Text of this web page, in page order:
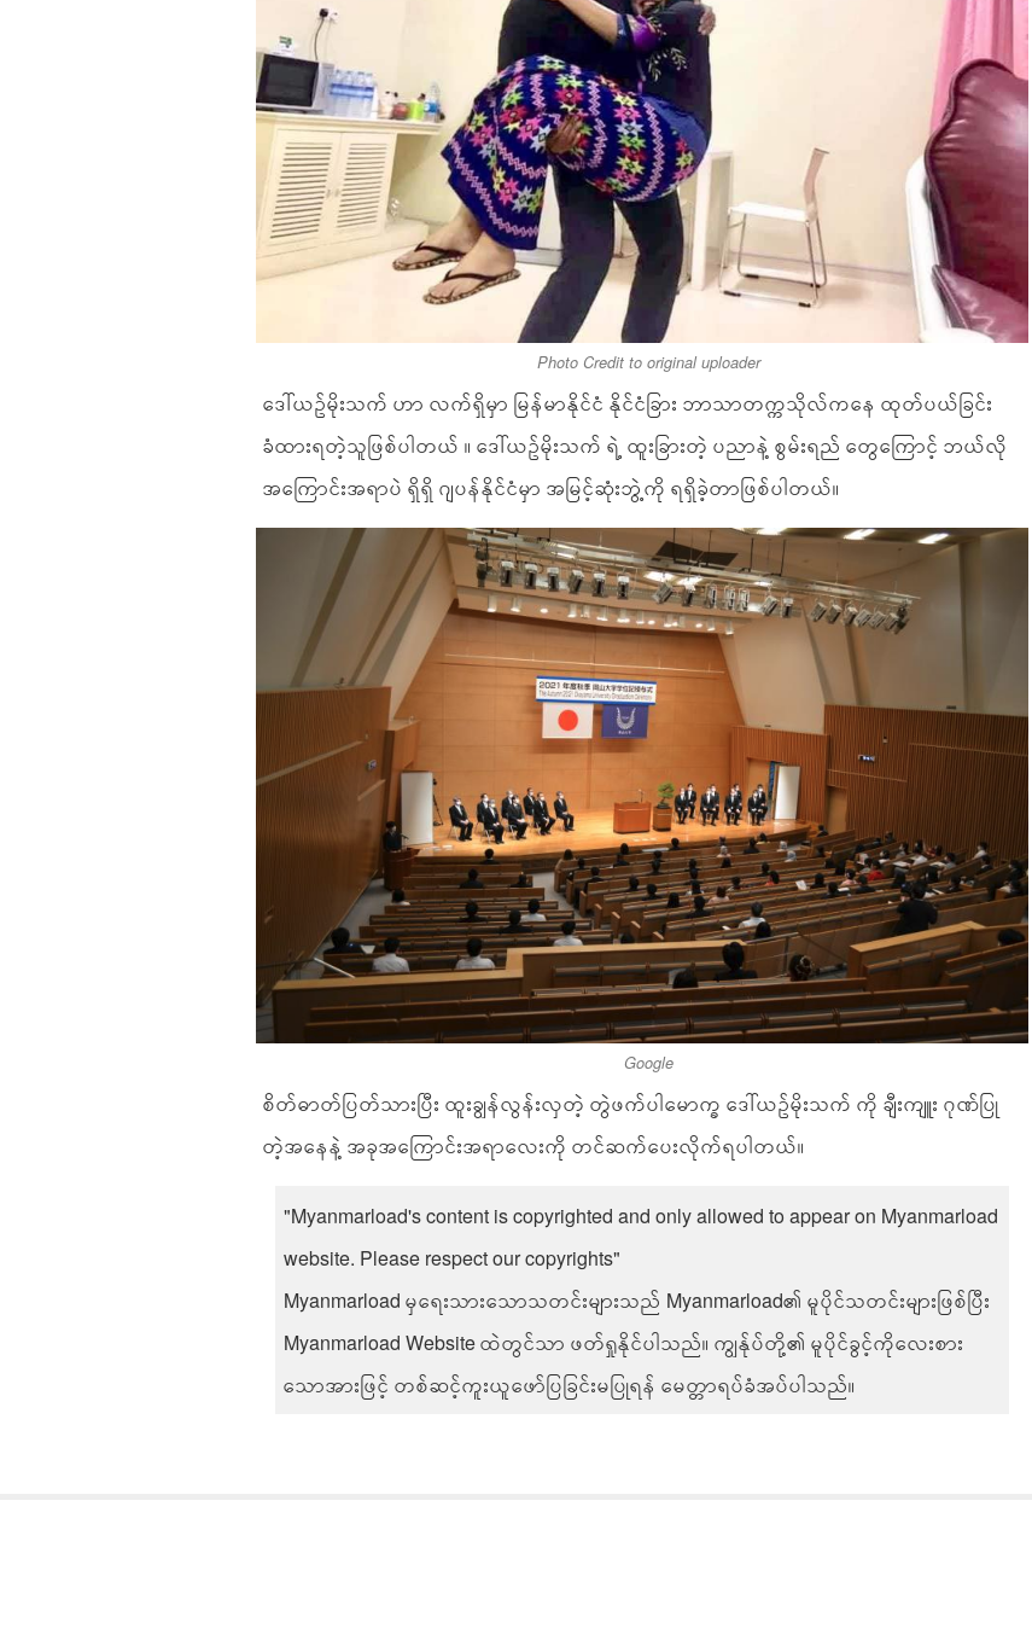
Photo Credit to original uploader
ဒေါ်ယဥ်မိုးသက် ဟာ လက်ရှိမှာ မြန်မာနိုင်ငံ နိုင်ငံခြား ဘာသာတက္ကသိုလ်ကနေ ထုတ်ပယ်ခြင်း
ခံထားရတဲ့သူဖြစ်ပါတယ် ။ ဒေါ်ယဥ်မိုးသက် ရဲ့ ထူးခြားတဲ့ ပညာနဲ့ စွမ်းရည် တွေကြောင့် ဘယ်လို
အကြောင်းအရာပဲ ရှိရှိ ဂျပန်နိုင်ငံမှာ အမြင့်ဆုံးဘွဲ့ကို ရရှိခဲ့တာဖြစ်ပါတယ်။
Google
စိတ်ဓာတ်ပြတ်သားပြီး ထူးချွန်လွန်းလှတဲ့ တွဲဖက်ပါမောက္ခ ဒေါ်ယဥ်မိုးသက် ကို ချီးကျူး ဂုဏ်ပြု
တဲ့အနေနဲ့ အခုအကြောင်းအရာလေးကို တင်ဆက်ပေးလိုက်ရပါတယ်။
"Myanmarload's content is copyrighted and only allowed to appear on Myanmarload
website. Please respect our copyrights"
Myanmarload မှရေးသားသောသတင်းများသည် Myanmarload၏ မူပိုင်သတင်းများဖြစ်ပြီး
Myanmarload Website ထဲတွင်သာ ဖတ်ရှုနိုင်ပါသည်။ ကျွန်ုပ်တို့၏ မူပိုင်ခွင့်ကိုလေးစား
သောအားဖြင့် တစ်ဆင့်ကူးယူဖော်ပြခြင်းမပြုရန် မေတ္တာရပ်ခံအပ်ပါသည်။